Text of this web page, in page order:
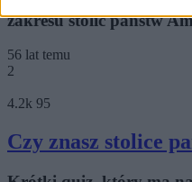
zakresu stolic państw
56 lat temu
2
4.2k 95
Czy znasz stolice